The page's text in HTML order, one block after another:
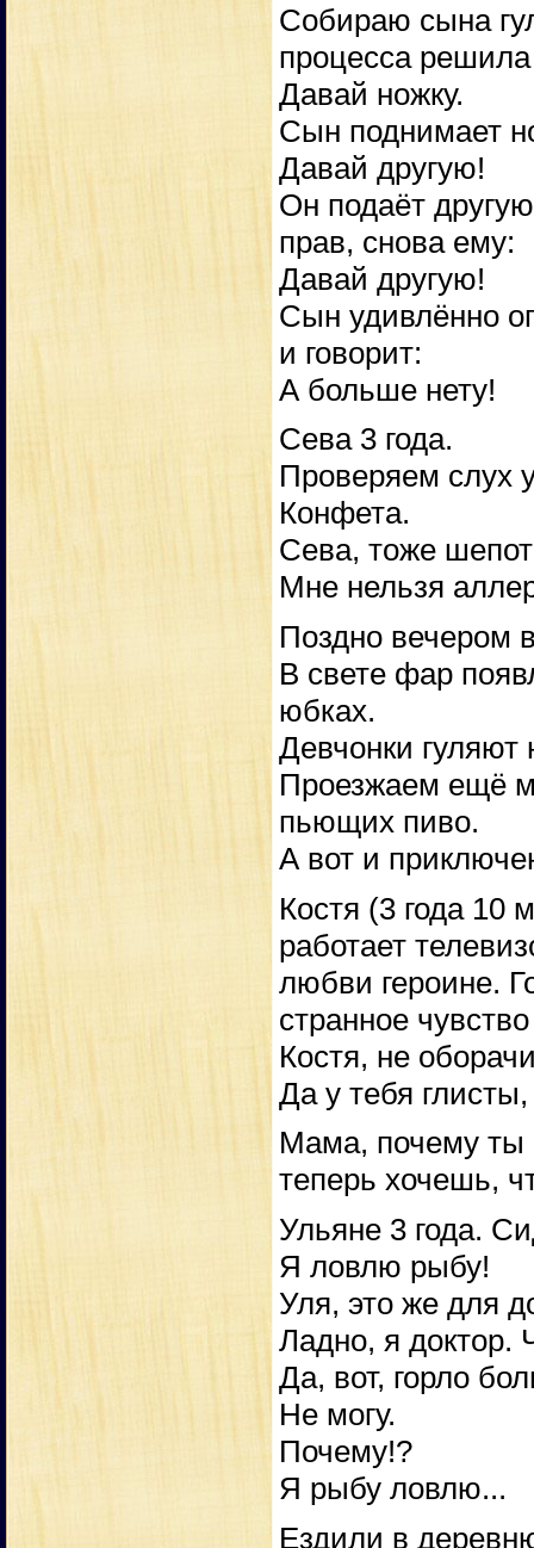
Собираю сына
процесса
Давай ножку.
Сын поднимает
Давай другую!
Он подаёт
прав, снова ему:
Давай другую!
Сын удивлённо
и говорит:
А больше нету!
Сева 3 года.
Проверяем слух
Конфета.
Сева, тоже
Мне нельзя
Поздно вечером
В свете фар
юбках.
Девчонки
Проезжаем ещё
пьющих пиво.
А вот и
Костя (3 года 10
работает
любви героине.
странное
Костя, не
Да у тебя
Мама, почему ты
теперь хочешь,
Ульяне 3 года.
Я ловлю рыбу!
Уля, это же для
Ладно, я доктор.
Да, вот, горло
Не могу.
Почему!?
Я рыбу ловлю...
Ездили в